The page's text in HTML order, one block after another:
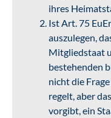
ihres
Ist Art. 75
auszulegen,
Mitgliedstaat
bestehenden
nicht die
regelt, aber
vorgibt, ein